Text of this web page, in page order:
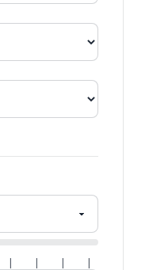
| | | |